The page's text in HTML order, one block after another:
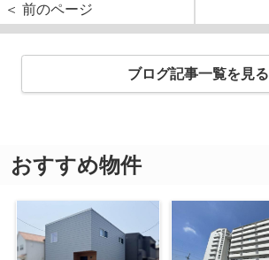
＜ 前のページ
ブログ記事一覧を見る
おすすめ物件